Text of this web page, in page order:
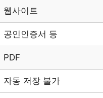
웹사이트
공인인증서 등
PDF
자동 저장 불가